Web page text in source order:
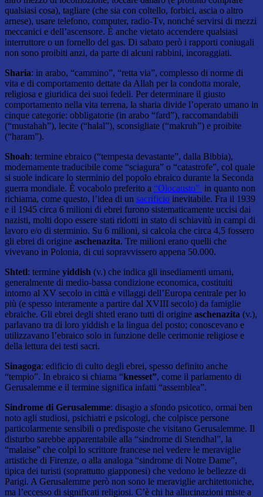
qualsiasi cosa), tagliare (che sia con coltello, forbici, ascia o altro
arnese), usare telefono, computer, radio-Tv, nonché servirsi di mezzi
meccanici e dell’ascensore. È anche vietato accendere qualsiasi
interruttore o un fornello del gas. Di sabato però i rapporti coniugali
non sono proibiti anzi, da parte di alcuni rabbini, incoraggiati.
Sharia: in arabo, “cammino”, “retta via”, complesso di norme di
vita e di comportamento dettate da Allah per la condotta morale,
religiosa e giuridica dei suoi fedeli. Per determinare il giusto
comportamento nella vita terrena, la sharia divide l’operato umano in
cinque categorie: obbligatorie (in arabo “fard”), raccomandabili
(“mustahah”), lecite (“halal”), sconsigliate (“makruh”) e proibite
(“haram”).
Shoah: termine ebraico (“tempesta devastante”, dalla Bibbia),
modernamente traducibile come “sciagura” o “catastrofe”, col quale
si suole indicare lo sterminio del popolo ebraico durante la Seconda
guerra mondiale. È vocabolo preferito a “Olocausto” in quanto non
richiama, come questo, l’idea di un sacrificio inevitabile. Fra il 1939
e il 1945 circa 6 milioni di ebrei furono sistematicamente uccisi dai
nazisti, molti dopo essere stati ridotti in stato di schiavitù in campi di
lavoro e/o di sterminio. Su 6 milioni, si calcola che circa 4,5 fossero
gli ebrei di origine aschenazita. Tre milioni erano quelli che
vivevano in Polonia, di cui sopravvissero appena 50.000.
Shtetl: termine yiddish (v.) che indica gli insediamenti umani,
generalmente di medio-bassa condizione economica, costituiti
intorno al XV secolo in città e villaggi dell’Europa centrale per lo
più (e spesso interamente a partire dal XVIII secolo) da famiglie
ebraiche. Gli ebrei degli shtetl erano tutti di origine aschenazita (v.),
parlavano tra di loro yiddish e la lingua del posto; conoscevano e
utilizzavano l’ebraico solo in funzione delle cerimonie religiose e
della lettura dei testi sacri.
Sinagoga: edificio di culto degli ebrei, spesso definito anche
“tempio”. In ebraico si chiama “knesset”, come il parlamento di
Gerusalemme e il termine significa infatti “assemblea”.
Sindrome di Gerusalemme: disagio a sfondo psicotico, ormai ben
noto agli studiosi, psichiatri e psicologi, che colpisce persone
particolarmente sensibili o predisposte che visitano Gerusalemme. Il
disturbo sarebbe apparentabile alla “sindrome di Stendhal”, la
“malaise” che colpì lo scrittore francese nel vedere le meraviglie
artistiche di Firenze, o alla analoga “sindrome di Notre Dame”,
tipica dei turisti (soprattutto giapponesi) che vedono le bellezze di
Parigi. A Gerusalemme però non sono le meraviglie architettoniche,
ma l’eccesso di significati religiosi. C’è chi ha allucinazioni miste a